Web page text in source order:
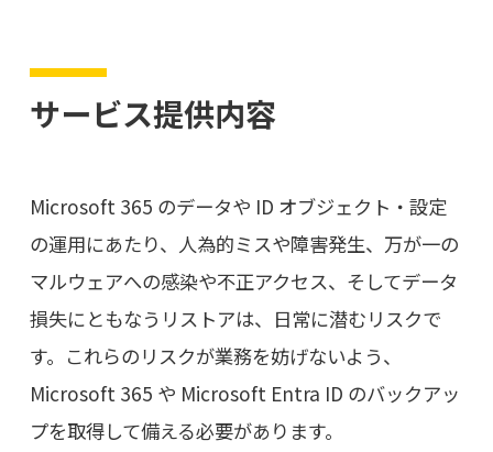
サービス提供内容
Microsoft 365 のデータや ID オブジェクト・設定
の運用にあたり、人為的ミスや障害発生、万が一の
マルウェアへの感染や不正アクセス、そしてデータ
損失にともなうリストアは、日常に潜むリスクで
す。これらのリスクが業務を妨げないよう、
Microsoft 365 や Microsoft Entra ID のバックアッ
プを取得して備える必要があります。